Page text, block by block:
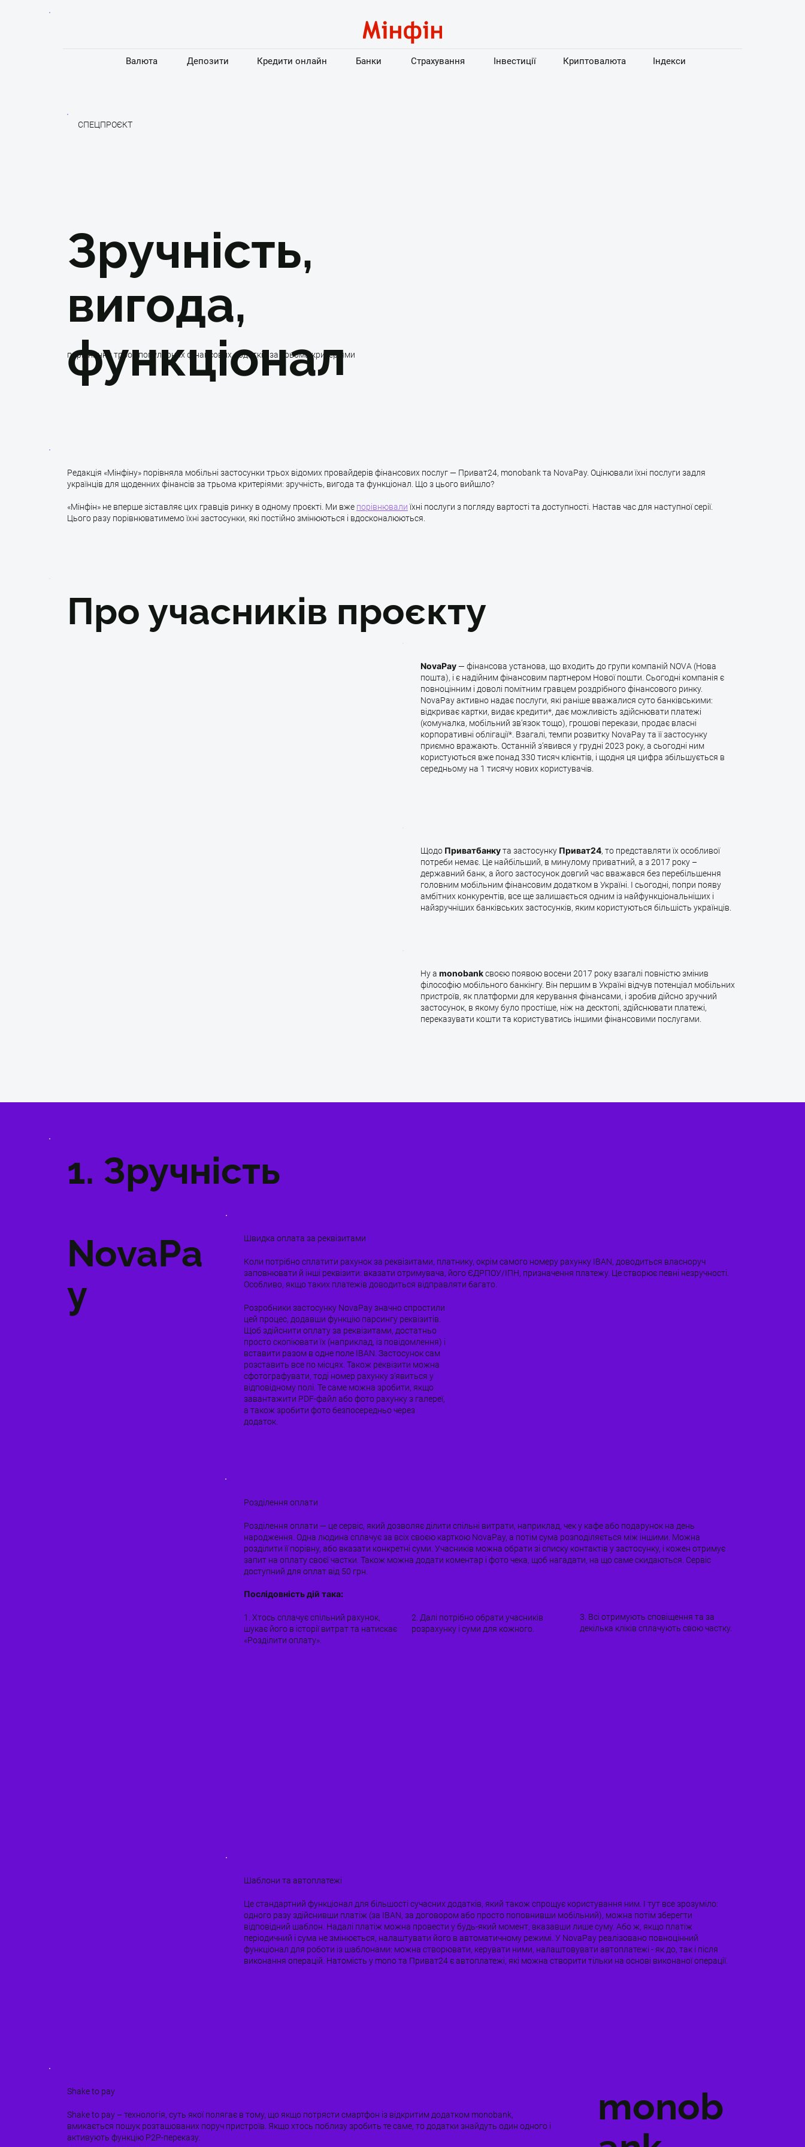
Валюта Депозити Кредити онлайн Банки Страхування Інвестиції Криптовалюта Індекси
СПЕЦПРОЄКТ
Зручність,
вигода,
функціонал
порівняння трьох популярних фінансових додатків за трьома критеріями
Редакція «Мінфіну» порівняла мобільні застосунки трьох відомих провайдерів фінансових послуг — Приват24, monobank та NovaPay. Оцінювали їхні послуги задля
українців для щоденних фінансів за трьома критеріями: зручність, вигода та функціонал. Що з цього вийшло?
«Мінфін» не вперше зіставляє цих гравців ринку в одному проєкті. Ми вже порівнювалиїхні послуги з погляду вартості та доступності. Настав час для наступної серії.
Цього разу порівнюватимемо їхні застосунки, які постійно змінюються і вдосконалюються.
Про учасників проєкту
NovaPay— фінансова установа, що входить до групи компаній NOVA (Нова
пошта), і є надійним фінансовим партнером Нової пошти. Сьогодні компанія є
повноцінним і доволі помітним гравцем роздрібного фінансового ринку.
NovaPay активно надає послуги, які раніше вважалися суто банківськими:
відкриває картки, видає кредити*, дає можливість здійснювати платежі
(комуналка, мобільний зв‘язок тощо), грошові перекази, продає власні
корпоративні облігації*. Взагалі, темпи розвитку NovaPay та її застосунку
приємно вражають. Останній з‘явився у грудні 2023 року, а сьогодні ним
користуються вже понад 330 тисяч клієнтів, і щодня ця цифра збільшується в
середньому на 1 тисячу нових користувачів.
Щодо Приватбанкута застосунку Приват24, то представляти їх особливої
потреби немає. Це найбільший, в минулому приватний, а з 2017 року –
державний банк, а його застосунок довгий час вважався без перебільшення
головним мобільним фінансовим додатком в Україні. І сьогодні, попри появу
амбітних конкурентів, все ще залишається одним із найфункціональніших і
найзручніших банківських застосунків, яким користуються більшість українців.
Ну аmonobankсвоєю появою восени 2017 року взагалі повністю змінив
філософію мобільного банкінгу. Він першим в Україні відчув потенціал мобільних
пристроїв, як платформи для керування фінансами, і зробив дійсно зручний
застосунок, в якому було простіше, ніж на десктопі, здійснювати платежі,
переказувати кошти та користуватись іншими фінансовими послугами.
1. Зручність
NovaPa
y
Швидка оплата за реквізитами
Коли потрібно сплатити рахунок за реквізитами, платнику, окрім самого номеру рахунку IBAN, доводиться власноруч
заповнювати й інші реквізити: вказати отримувача, його ЄДРПОУ/ІПН, призначення платежу. Це створює певні незручності.
Особливо, якщо таких платежів доводиться відправляти багато.
Розробники застосунку NovaPay значно спростили
цей процес, додавши функцію парсингу реквізитів.
Щоб здійснити оплату за реквізитами, достатньо
просто скопіювати їх (наприклад, із повідомлення) і
вставити разом в одне поле IBAN. Застосунок сам
розставить все по місцях. Також реквізити можна
сфотографувати, тоді номер рахунку зʼявиться у
відповідному полі. Те саме можна зробити, якщо
завантажити PDF-файл або фото рахунку з галереї,
а також зробити фото безпосередньо через
додаток.
Розділення оплати
Розділення оплати — це сервіс, який дозволяє ділити спільні витрати, наприклад, чек у кафе або подарунок на день
народження. Одна людина сплачує за всіх своєю карткою NovaPay, а потім сума розподіляється між іншими. Можна
розділити її порівну, або вказати конкретні суми. Учасників можна обрати зі списку контактів у застосунку, і кожен отримує
запит на оплату своєї частки. Також можна додати коментар і фото чека, щоб нагадати, на що саме скидаються. Сервіс
доступний для оплат від 50 грн.
Послідовність дій така:
1. Хтось сплачує спільний рахунок,
шукає його в історії витрат та натискає
«Розділити оплату».
2. Далі потрібно обрати учасників
розрахунку і суми для кожного.
3. Всі отримують сповіщення та за
декілька кліків сплачують свою частку.
Шаблони та автоплатежі
Це стандартний функціонал для більшості сучасних додатків, який також спрощує користування ним. І тут все зрозуміло:
одного разу здійснивши платіж (за IBAN, за договором або просто поповнивши мобільний), можна потім зберегти
відповідний шаблон. Надалі платіж можна провести у будь-який момент, вказавши лише суму. Або ж, якщо платіж
періодичний і сума не змінюється, налаштувати його в автоматичному режимі. У NovaPay реалізовано повноцінний
функціонал для роботи із шаблонами: можна створювати, керувати ними, налаштовувати автоплатежі - як до, так і після
виконання операцій. Натомість у mono та Приват24 є автоплатежі, які можна створити тільки на основі виконаної операції.
Shake to pay
Shake to pay – технологія, суть якої полягає в тому, що якщо потрясти смартфон із відкритим додатком monobank,
вмикається пошук розташованих поруч пристроїв. Якщо хтось поблизу зробить те саме, то додатки знайдуть один одного і
активують функцію Р2Р-переказу.
monob